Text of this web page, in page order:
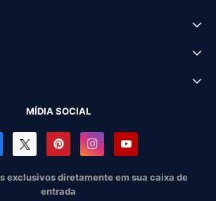
MÍDIA SOCIAL
exclusivos diretamente em sua caixa de
entrada